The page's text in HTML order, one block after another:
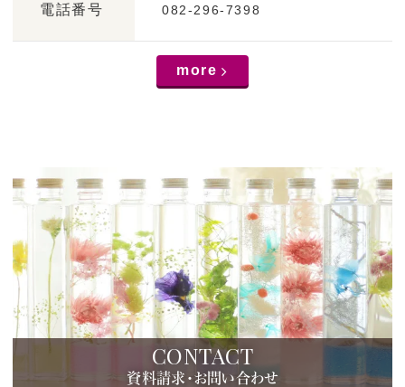
電話番号 082-296-7398
more
CONTACT
資料請求・お問い合わせ